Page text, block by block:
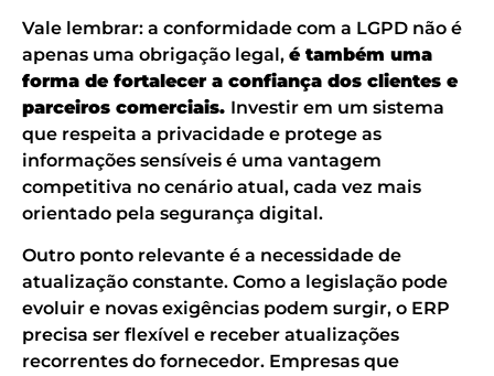
Vale lembrar: a conformidade com a LGPD não é
apenas uma obrigação legal, é também uma
forma de fortalecer a confiança dos clientes e
parceiros comerciais. Investir em um sistema
que respeita a privacidade e protege as
informações sensíveis é uma vantagem
competitiva no cenário atual, cada vez mais
orientado pela segurança digital.
Outro ponto relevante é a necessidade de
atualização constante. Como a legislação pode
evoluir e novas exigências podem surgir, o ERP
precisa ser flexível e receber atualizações
recorrentes do fornecedor. Empresas que